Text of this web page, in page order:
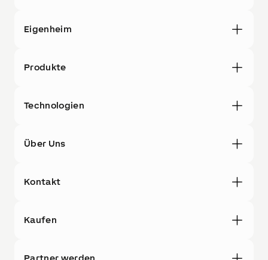
Eigenheim
Produkte
Technologien
Über Uns
Kontakt
Kaufen